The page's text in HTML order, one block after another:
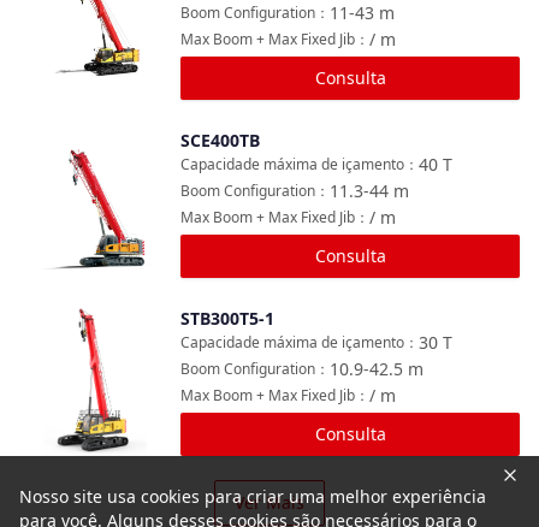
11-43 m
Boom Configuration ：
/ m
Max Boom + Max Fixed Jib ：
Consulta
Comparar
SCE400TB
40 T
Capacidade máxima de içamento ：
11.3-44 m
Boom Configuration ：
/ m
Max Boom + Max Fixed Jib ：
Consulta
Comparar
STB300T5-1
30 T
Capacidade máxima de içamento ：
10.9-42.5 m
Boom Configuration ：
/ m
Max Boom + Max Fixed Jib ：
Consulta
Ver Mais
Nosso site usa cookies para criar uma melhor experiência
para você. Alguns desses cookies são necessários para o